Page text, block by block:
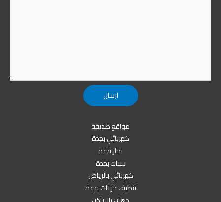
مواقع صديقة
كهربائي بجدة
نجار بجدة
سباك بجدة
كهربائي بالرياض
تنظيف خزانات بجدة